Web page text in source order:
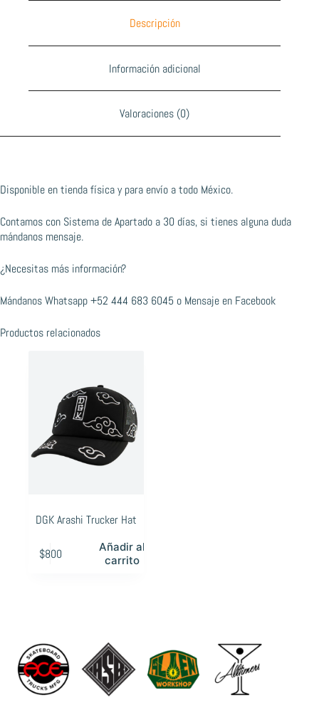
Descripción
Información adicional
Valoraciones (0)
Disponible en tienda física y para envío a todo México.
Contamos con Sistema de Apartado a 30 días, si tienes alguna duda
mándanos mensaje.
¿Necesitas más información?
Mándanos Whatsapp+52 444 683 6045 o Mensaje en Facebook
Productos relacionados
DGK Arashi Trucker Hat
$800
Añadir al
carrito